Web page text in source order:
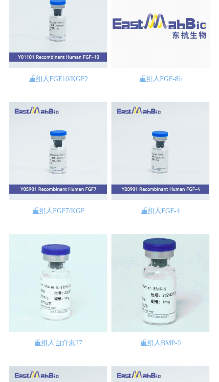
重组人FGF10/KGF2 重组人FGF-8b
重组人FGF7/KGF 重组人FGF-4
重组人白介素27 重组人BMP-9